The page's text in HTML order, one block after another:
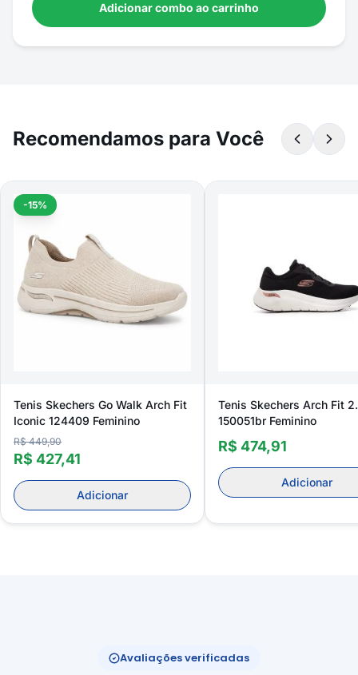
Adicionar combo ao carrinho
Recomendamos para Você
-15%
Tenis Skechers Go Walk Arch Fit
Iconic 124409 Feminino
R$ 449,90
R$ 427,41
Adicionar
Tenis Skechers Arch Fit
150051br Feminino
R$ 474,91
Adicionar
Avaliações verificadas